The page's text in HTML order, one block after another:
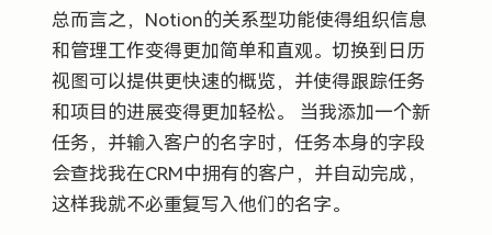
总而言之，Notion的关系型功能使得组织信息
和管理工作变得更加简单和直观。切换到日历
视图可以提供更快速的概览，并使得跟踪任务
和项目的进展变得更加轻松。 当我添加一个新
任务，并输入客户的名字时，任务本身的字段
会查找我在CRM中拥有的客户，并自动完成，
这样我就不必重复写入他们的名字。